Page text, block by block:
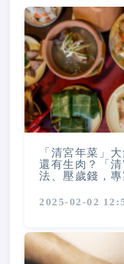
「清宮年菜」
還有生肉？「
法、壓歲錢，
2025-02-02